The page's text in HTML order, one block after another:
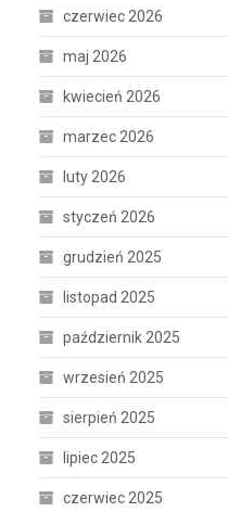
czerwiec 2026
maj 2026
kwiecień 2026
marzec 2026
luty 2026
styczeń 2026
grudzień 2025
listopad 2025
październik 2025
wrzesień 2025
sierpień 2025
lipiec 2025
czerwiec 2025